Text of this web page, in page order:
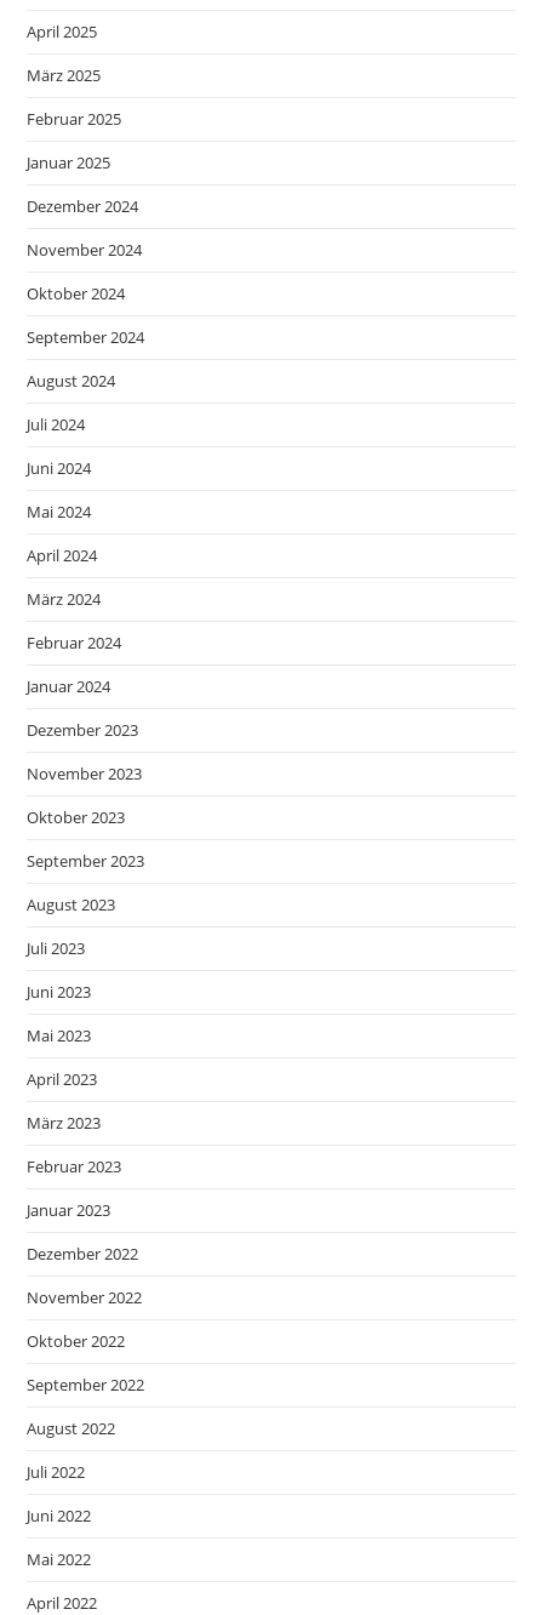
April 2025
März 2025
Februar 2025
Januar 2025
Dezember 2024
November 2024
Oktober 2024
September 2024
August 2024
Juli 2024
Juni 2024
Mai 2024
April 2024
März 2024
Februar 2024
Januar 2024
Dezember 2023
November 2023
Oktober 2023
September 2023
August 2023
Juli 2023
Juni 2023
Mai 2023
April 2023
März 2023
Februar 2023
Januar 2023
Dezember 2022
November 2022
Oktober 2022
September 2022
August 2022
Juli 2022
Juni 2022
Mai 2022
April 2022